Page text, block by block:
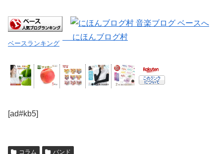
ベースランキング
にほんブログ村
[ad#kb5]
コラム バンド